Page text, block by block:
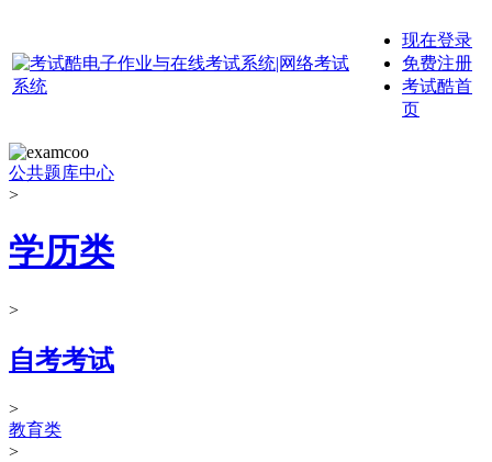
现在登录
免费注册
考试酷首
页
公共题库中心
>
学历类
>
自考考试
>
教育类
>